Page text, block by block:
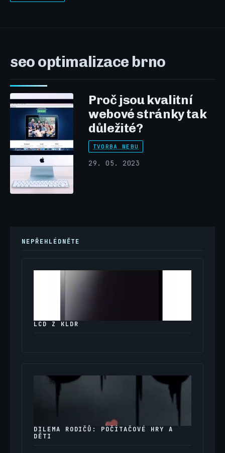
seo optimalizace brno
Proč jsou kvalitní
webové stránky tak
důležité?
TVORBA WEBU
29. 05. 2023
NEPŘEHLÉDNĚTE
LCD Z KLDR
DILEMA RODIČŮ: POČÍTAČOVÉ HRY A
DĚTI